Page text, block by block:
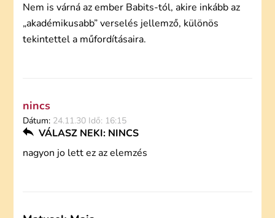
Nem is várná az ember Babits-tól, akire inkább az
„akadémikusabb” verselés jellemző, különös
tekintettel a műfordításaira.
nincs
Dátum: 24.11.30 Idő: 16:15
VÁLASZ NEKI: NINCS
nagyon jo lett ez az elemzés